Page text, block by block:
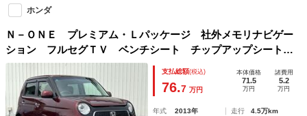
ホンダ
Ｎ－ＯＮＥ プレミアム・Ｌパッケージ 社外メモリナビゲー
ション フルセグＴＶ ベンチシート チップアップシート
純正フロアマット 純正アルミホイール スマートキー ＨＩ
Ｄヘッドライト オートライト フォグランプ ＩＳＯＦＩ
Ｘ ドアバイザー
支払総額(税込)
76.7 万円
本体価格
71.5
万円
諸費用
5.2
万円
年式 2013年 走行
4.5万km